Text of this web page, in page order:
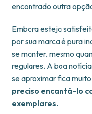
encontrado outra
Embora esteja
por sua marca é pura
se manter, mesmo
regulares. A boa
se aproximar fica
preciso encantá-lo
exemplares.